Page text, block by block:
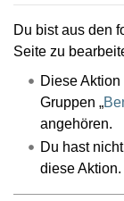
Wechseln zu:
Du bist aus den
Seite zu
Diese
Gruppen „
angehören.
Du hast
diese Aktion.